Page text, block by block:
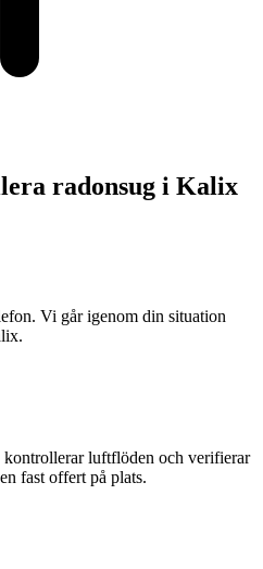
radonsug i Kalix
Vi går igenom din situation
luftflöden och verifierar
fast offert på plats.